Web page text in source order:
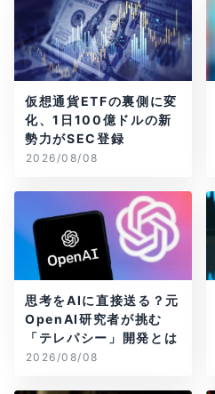
仮想通貨ETFの裏側に変
化、1日100億ドルの新
勢力がSEC登録
2026/08/08
思考をAIに直接送る？元
OpenAI研究者が挑む
「テレパシー」開発とは
2026/08/08